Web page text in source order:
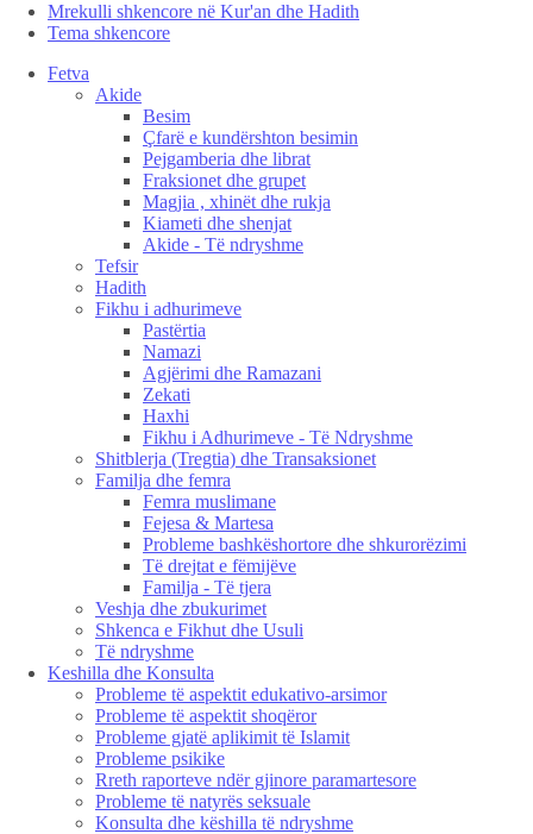
Mrekulli shkencore në Kur'an dhe Hadith
Tema shkencore
Fetva
Akide
Besim
Çfarë e kundërshton besimin
Pejgamberia dhe librat
Fraksionet dhe grupet
Magjia , xhinët dhe rukja
Kiameti dhe shenjat
Akide - Të ndryshme
Tefsir
Hadith
Fikhu i adhurimeve
Pastërtia
Namazi
Agjërimi dhe Ramazani
Zekati
Haxhi
Fikhu i Adhurimeve - Të Ndryshme
Shitblerja (Tregtia) dhe Transaksionet
Familja dhe femra
Femra muslimane
Fejesa & Martesa
Probleme bashkëshortore dhe shkurorëzimi
Të drejtat e fëmijëve
Familja - Të tjera
Veshja dhe zbukurimet
Shkenca e Fikhut dhe Usuli
Të ndryshme
Keshilla dhe Konsulta
Probleme të aspektit edukativo-arsimor
Probleme të aspektit shoqëror
Probleme gjatë aplikimit të Islamit
Probleme psikike
Rreth raporteve ndër gjinore paramartesore
Probleme të natyrës seksuale
Konsulta dhe këshilla të ndryshme